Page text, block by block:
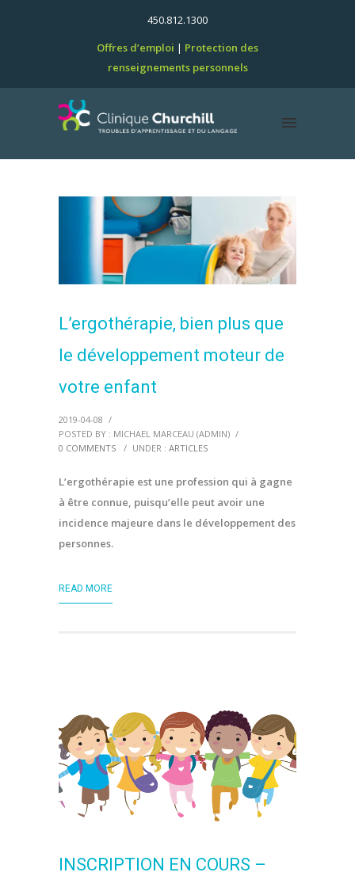
450.812.1300
Offres d’emploi
Protection des
renseignements personnels
L’ergothérapie, bien plus que
le développement moteur de
votre enfant
2019-04-08 /
POSTED BY : MICHAEL MARCEAU (ADMIN) /
0 COMMENTS
/ UNDER : ARTICLES
L’ergothérapie est une profession qui à gagne
à être connue, puisqu’elle peut avoir une
incidence majeure dans le développement des
personnes.
READ MORE
INSCRIPTION EN COURS –